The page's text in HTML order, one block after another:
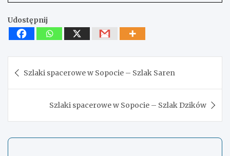
Udostępnij
wpisu
Szlaki spacerowe w Sopocie – Szlak Saren
Szlaki spacerowe w Sopocie – Szlak Dzików